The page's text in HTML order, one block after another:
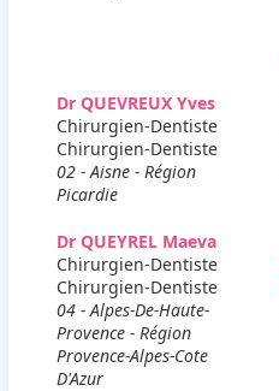
Dr QUEVREUX Yves
Chirurgien-Dentiste
Chirurgien-Dentiste
02 - Aisne - Région
Picardie
Dr QUEYREL Maeva
Chirurgien-Dentiste
Chirurgien-Dentiste
04 - Alpes-De-Haute-
Provence - Région
Provence-Alpes-Cote
D'Azur